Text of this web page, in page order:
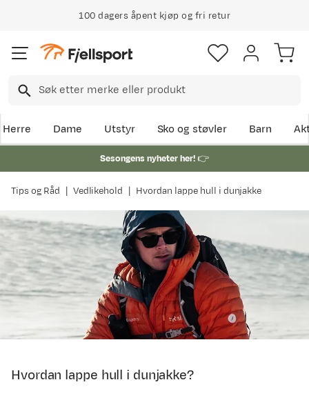
100 dagers åpent kjøp og fri retur
Herre Dame Utstyr Sko og støvler Barn
Sesongens nyheter her!👉
Tips og Råd Vedlikehold Hvordan lappe hull i dunjakke
Hvordan lappe hull i dunjakke?